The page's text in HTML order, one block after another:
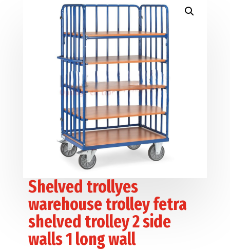
Shelved trollyes
warehouse trolley fetra
shelved trolley 2 side
walls 1 long wall